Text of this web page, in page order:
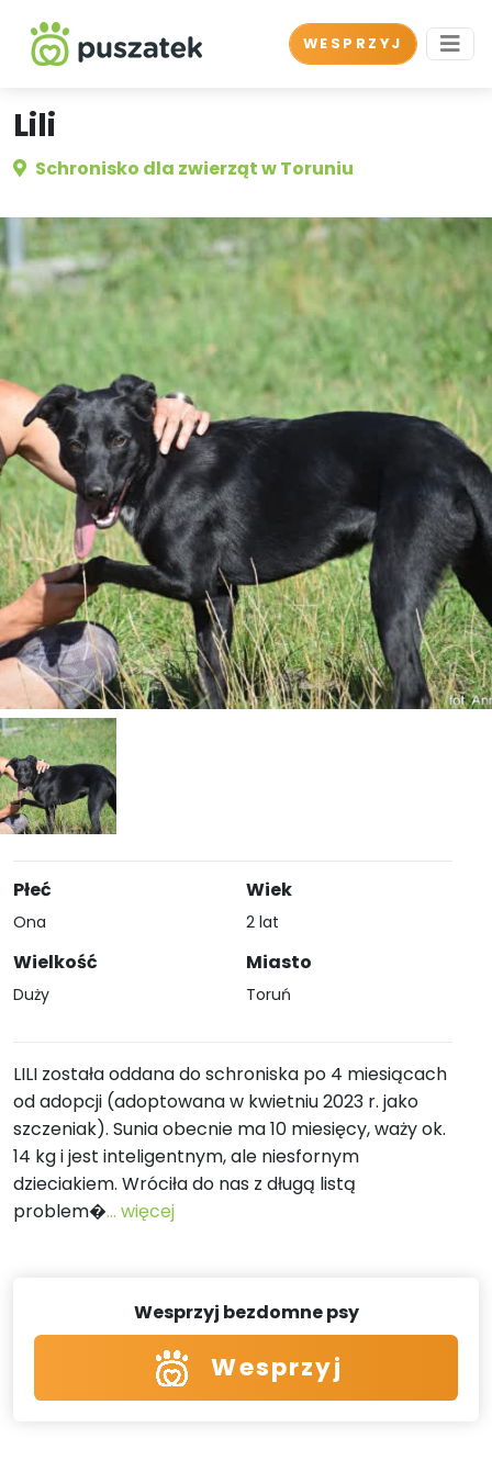
WESPRZYJ
Lili
Schronisko dla zwierząt w Toruniu
Płeć
Ona
Wielkość
Duży
Wiek
2 lat
Miasto
Toruń
LILI została oddana do schroniska po 4 miesiącach
od adopcji (adoptowana w kwietniu 2023 r. jako
szczeniak). Sunia obecnie ma 10 miesięcy, waży ok.
14 kg i jest inteligentnym, ale niesfornym
dzieciakiem. Wróciła do nas z długą listą
problem�... więcej
Wesprzyj bezdomne psy
Wesprzyj